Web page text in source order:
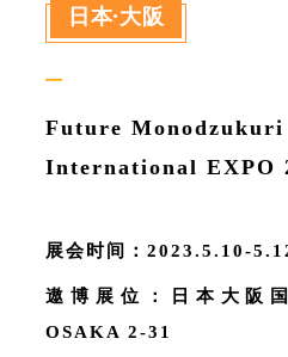
日本·大阪
—
Future Monodzukuri
International EXPO
展会时间：2023.5.10-
遨博展位：日本大阪
OSAKA 2-31